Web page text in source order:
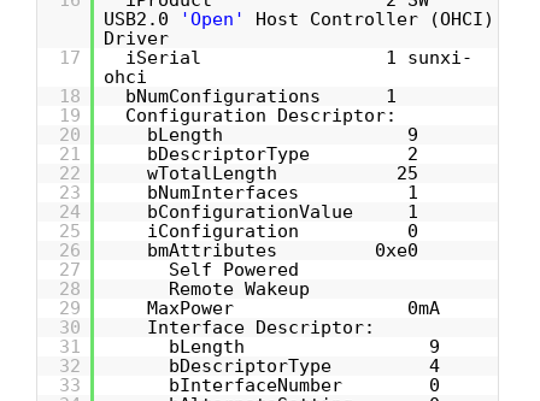
USB2.0
'Open'
Host Controller (OHCI)
Driver
17
iSerial 1 sunxi-
ohci
18
bNumConfigurations 1
19
Configuration Descriptor:
20
bLength 9
21
bDescriptorType 2
22
wTotalLength 25
23
bNumInterfaces 1
24
bConfigurationValue 1
25
iConfiguration 0
26
bmAttributes 0xe0
27
Self Powered
28
Remote Wakeup
29
MaxPower 0mA
30
Interface Descriptor:
31
bLength 9
32
bDescriptorType 4
33
bInterfaceNumber 0